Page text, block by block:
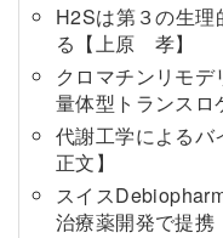
H2Sは第３の生理
る【上原 孝】
クロマチンリモ
量体型トランスロ
代謝工学によるバ
正文】
スイス
治療薬開発で提携